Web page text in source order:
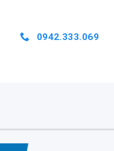
0942.333.069